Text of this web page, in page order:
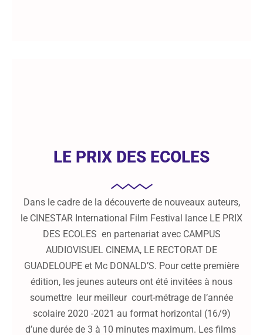
LE PRIX DES ECOLES
Dans le cadre de la découverte de nouveaux auteurs,
le CINESTAR International Film Festival lance LE PRIX
DES ECOLES en partenariat avec CAMPUS
AUDIOVISUEL CINEMA, LE RECTORAT DE
GUADELOUPE et Mc DONALD’S. Pour cette première
édition, les jeunes auteurs ont été invitées à nous
soumettre leur meilleur court-métrage de l’année
scolaire 2020 -2021 au format horizontal (16/9)
d’une durée de 3 à 10 minutes maximum. Les films